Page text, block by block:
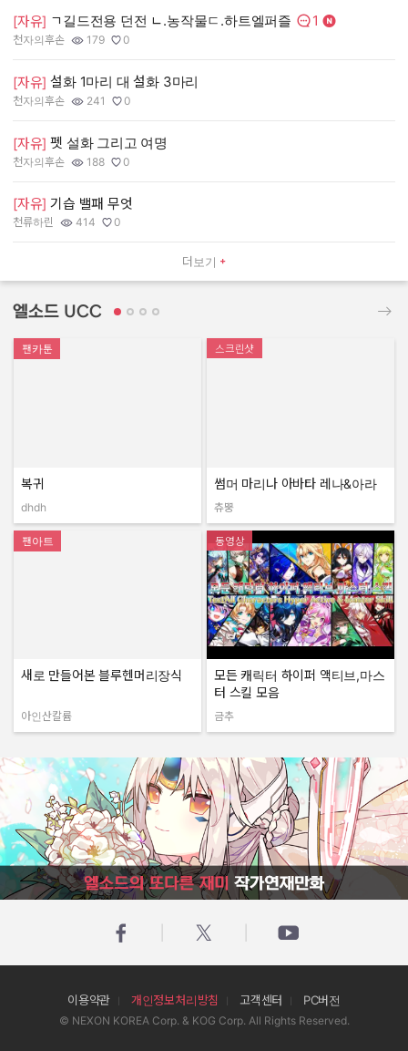
더보기
[자유] ㄱ길드전용 던전 ㄴ.농작물ㄷ.하트엘퍼즐 댓글수:
1
작성자:
천자의후손
조회수:
179
추천수:
0
[자유] 설화 1마리 대 설화 3마리
작성자:
천자의후손
조회수:
241
추천수:
0
[자유] 펫 설화 그리고 여명
작성자:
천자의후손
조회수:
188
추천수:
0
[자유] 기습 밸패 무엇
작성자:
천류하린
조회수:
414
추천수:
0
엘소드 UCC
팬카툰
복귀
dhdh
스크린샷
썸머 마리나 아바타 레나&아라
작성자:
츄뿡
팬아트
새로 만들어본 블루헨머리장식
작성자:
아인산칼륨
동영상
모든 캐릭터 하이퍼 액티브,마스
터 스킬 모음
작성자:
금추
엘소드의 또다른 재미 작가연재만화
이용약관 개인정보처리방침 고객센터 PC버전
© NEXON KOREA Corp. & KOG Corp. All Rights Reserved.